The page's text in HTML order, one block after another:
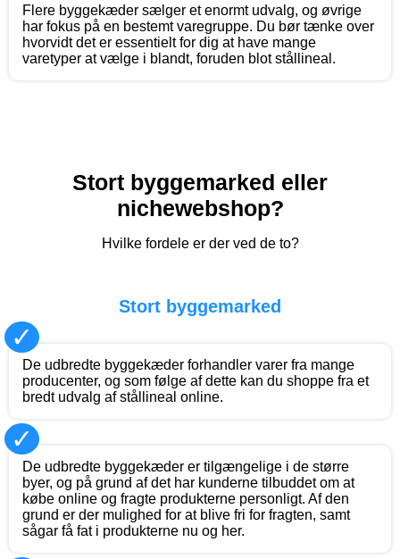
Flere byggekæder sælger et enormt udvalg, og øvrige
har fokus på en bestemt varegruppe. Du bør tænke over
hvorvidt det er essentielt for dig at have mange
varetyper at vælge i blandt, foruden blot stållineal.
Stort byggemarked eller
nichewebshop?
Hvilke fordele er der ved de to?
Stort byggemarked
✓
De udbredte byggekæder forhandler varer fra mange
producenter, og som følge af dette kan du shoppe fra et
bredt udvalg af stållineal online.
✓
De udbredte byggekæder er tilgængelige i de større
byer, og på grund af det har kunderne tilbuddet om at
købe online og fragte produkterne personligt. Af den
grund er der mulighed for at blive fri for fragten, samt
sågar få fat i produkterne nu og her.